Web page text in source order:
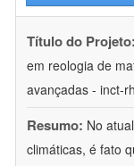
Título do Projeto:
em reologia de
avançadas - inct-
Resumo: No
climáticas, é fato